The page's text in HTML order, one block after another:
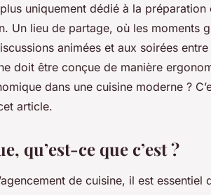
plus uniquement dédié à la préparation
Un lieu de partage, où les moments
animées et aux soirées
doit être conçue de manière
dans une cuisine moderne ?
article.
qu’est-ce que c’est ?
de cuisine, il est essentiel